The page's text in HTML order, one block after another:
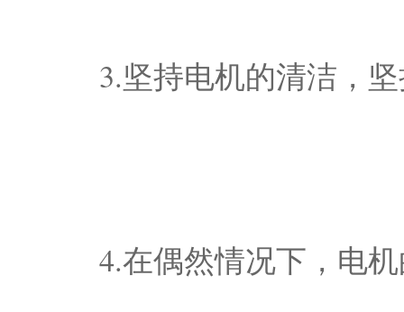
3.坚持电机的清洁，
4.在偶然情况下，电